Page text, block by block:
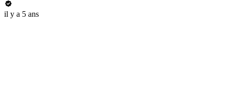
il y a 5 ans